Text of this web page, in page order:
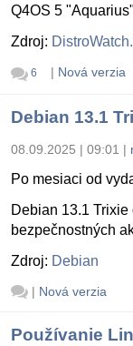
Q4OS 5
Zdroj:
6 | Nová verzia
Debian 13.1
08.09.2025 | 09:01 |
Po mesiaci od
Debian 13.1
bezpečnostných
Zdroj: Debian
| Nová verzia
Používanie